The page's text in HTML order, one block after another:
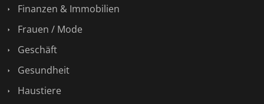
Finanzen & Immobilien
Frauen / Mode
Geschäft
Gesundheit
Haustiere